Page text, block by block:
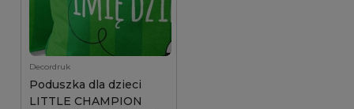
Decordruk
Poduszka dla dzieci
LITTLE CHAMPION